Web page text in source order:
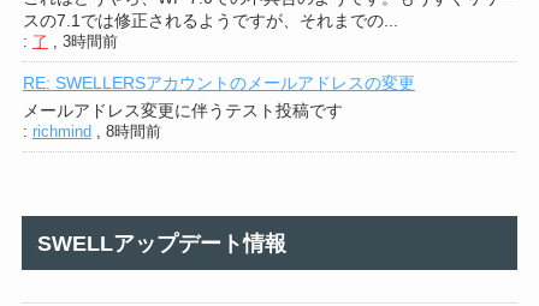
スの7.1では修正されるようですが、それまでの...
: 了 , 3時間前
RE: SWELLERSアカウントのメールアドレスの変更
メールアドレス変更に伴うテスト投稿です
: richmind , 8時間前
SWELLアップデート情報